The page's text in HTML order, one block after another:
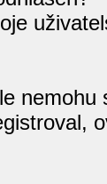
nemohu